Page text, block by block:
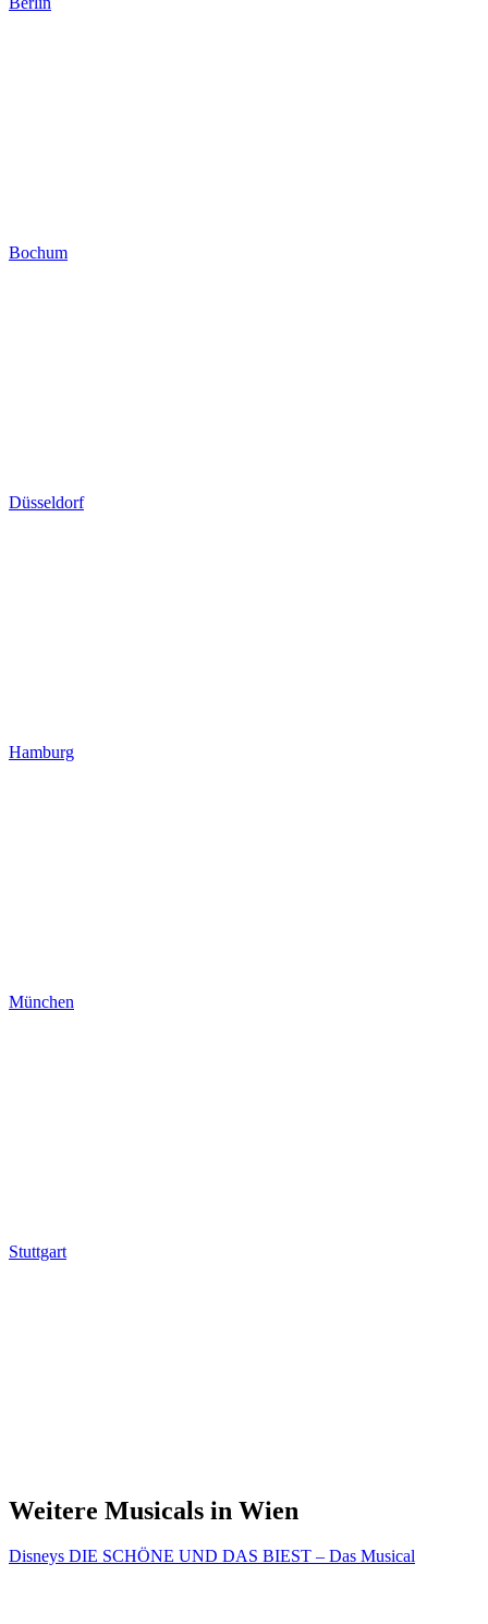
Bochum
Düsseldorf
Hamburg
München
Stuttgart
Weitere Musicals in Wien
Disneys DIE SCHÖNE UND DAS BIEST – Das Musical